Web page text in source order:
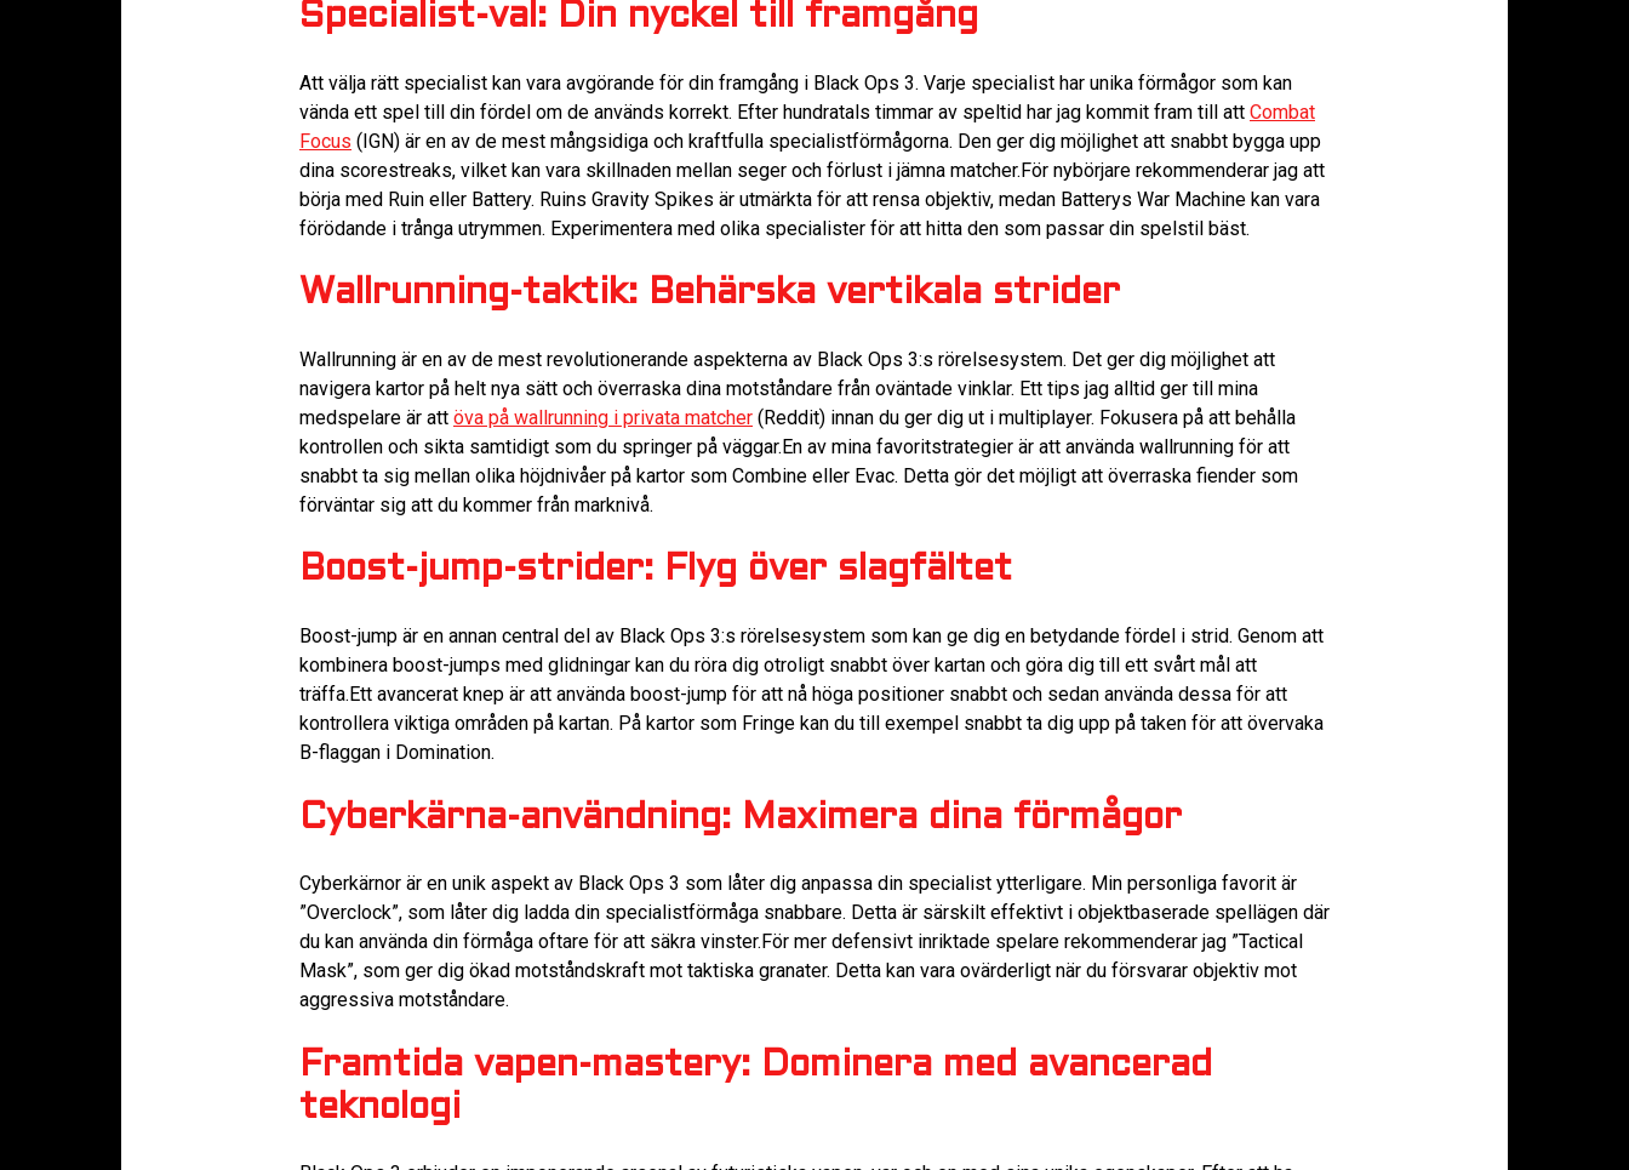
Specialist-val: Din nyckel till framgång
Att välja rätt specialist kan vara avgörande för din framgång i Black Ops 3. Varje specialist har unika förmågor som kan
vända ett spel till din fördel om de används korrekt. Efter hundratals timmar av speltid har jag kommit fram till att Combat
Focus (IGN) är en av de mest mångsidiga och kraftfulla specialistförmågorna. Den ger dig möjlighet att snabbt bygga upp
dina scorestreaks, vilket kan vara skillnaden mellan seger och förlust i jämna matcher.För nybörjare rekommenderar jag att
börja med Ruin eller Battery. Ruins Gravity Spikes är utmärkta för att rensa objektiv, medan Batterys War Machine kan vara
förödande i trånga utrymmen. Experimentera med olika specialister för att hitta den som passar din spelstil bäst.
Wallrunning-taktik: Behärska vertikala strider
Wallrunning är en av de mest revolutionerande aspekterna av Black Ops 3:s rörelsesystem. Det ger dig möjlighet att
navigera kartor på helt nya sätt och överraska dina motståndare från oväntade vinklar. Ett tips jag alltid ger till mina
medspelare är att öva på wallrunning i privata matcher (Reddit) innan du ger dig ut i multiplayer. Fokusera på att behålla
kontrollen och sikta samtidigt som du springer på väggar.En av mina favoritstrategier är att använda wallrunning för att
snabbt ta sig mellan olika höjdnivåer på kartor som Combine eller Evac. Detta gör det möjligt att överraska fiender som
förväntar sig att du kommer från marknivå.
Boost-jump-strider: Flyg över slagfältet
Boost-jump är en annan central del av Black Ops 3:s rörelsesystem som kan ge dig en betydande fördel i strid. Genom att
kombinera boost-jumps med glidningar kan du röra dig otroligt snabbt över kartan och göra dig till ett svårt mål att
träffa.Ett avancerat knep är att använda boost-jump för att nå höga positioner snabbt och sedan använda dessa för att
kontrollera viktiga områden på kartan. På kartor som Fringe kan du till exempel snabbt ta dig upp på taken för att övervaka
B-flaggan i Domination.
Cyberkärna-användning: Maximera dina förmågor
Cyberkärnor är en unik aspekt av Black Ops 3 som låter dig anpassa din specialist ytterligare. Min personliga favorit är
”Overclock”, som låter dig ladda din specialistförmåga snabbare. Detta är särskilt effektivt i objektbaserade spellägen där
du kan använda din förmåga oftare för att säkra vinster.För mer defensivt inriktade spelare rekommenderar jag ”Tactical
Mask”, som ger dig ökad motståndskraft mot taktiska granater. Detta kan vara ovärderligt när du försvarar objektiv mot
aggressiva motståndare.
Framtida vapen-mastery: Dominera med avancerad
teknologi